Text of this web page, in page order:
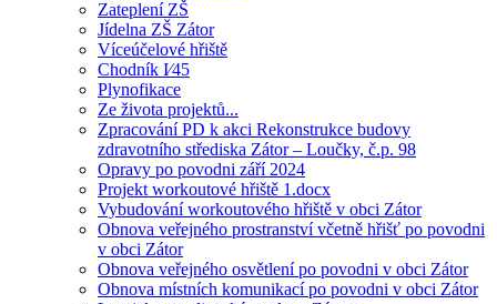
Zateplení ZŠ
Jídelna ZŠ Zátor
Víceúčelové hřiště
Chodník I⁄45
Plynofikace
Ze života projektů...
Zpracování PD k akci Rekonstrukce budovy
zdravotního střediska Zátor – Loučky, č.p. 98
Opravy po povodni září 2024
Projekt workoutové hřiště 1.docx
Vybudování workoutového hřiště v obci Zátor
Obnova veřejného prostranství včetně hřišť po povodni
v obci Zátor
Obnova veřejného osvětlení po povodni v obci Zátor
Obnova místních komunikací po povodni v obci Zátor